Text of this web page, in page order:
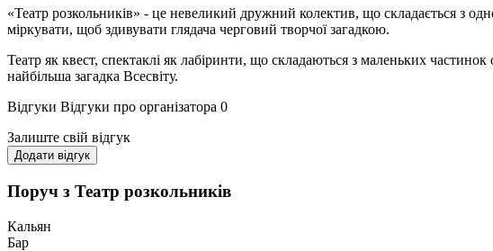
«Театр розкольників» - це невеликий дружний колектив, що складається з
міркувати, щоб здивувати глядача черговий творчої загадкою.
Театр як квест, спектаклі як лабіринти, що складаються з маленьких
найбільша загадка Всесвіту.
Відгуки Відгуки про організатора 0
Залиште свій відгук
Додати відгук
Поруч з Театр розкольників
Кальян
Бар